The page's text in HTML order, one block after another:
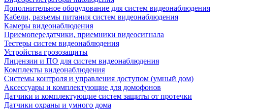
Дополнительное оборудование для систем видеонаблюдения
Кабели, разъемы питания систем видеонаблюдения
Камеры видеонаблюдения
Приемопередатчики, приемники видеосигнала
Тестеры систем видеонаблюдения
Устройства грозозащиты
Лицензии и ПО для систем видеонаблюдения
Комплекты видеонаблюдения
Системы контроля и управления доступом (умный дом)
Аксессуары и комплектующие для домофонов
Датчики и комплектующие систем защиты от протечки
Датчики охраны и умного дома